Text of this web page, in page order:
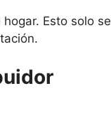
Esto solo se